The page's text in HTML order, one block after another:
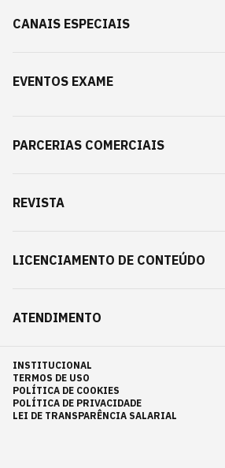
CANAIS ESPECIAIS
EVENTOS EXAME
PARCERIAS COMERCIAIS
REVISTA
LICENCIAMENTO DE CONTEÚDO
ATENDIMENTO
INSTITUCIONAL
TERMOS DE USO
POLÍTICA DE COOKIES
POLÍTICA DE PRIVACIDADE
LEI DE TRANSPARÊNCIA SALARIAL